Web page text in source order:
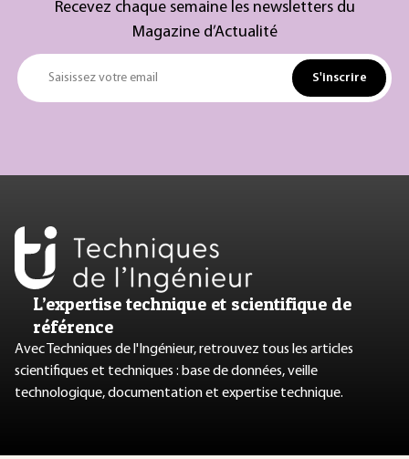
Recevez chaque semaine les newsletters du
Magazine d’Actualité
Saisissez votre email S'inscrire
L’expertise technique et scientifique de
référence
Avec Techniques de l'Ingénieur, retrouvez tous les articles
scientifiques et techniques : base de données, veille
technologique, documentation et expertise technique.